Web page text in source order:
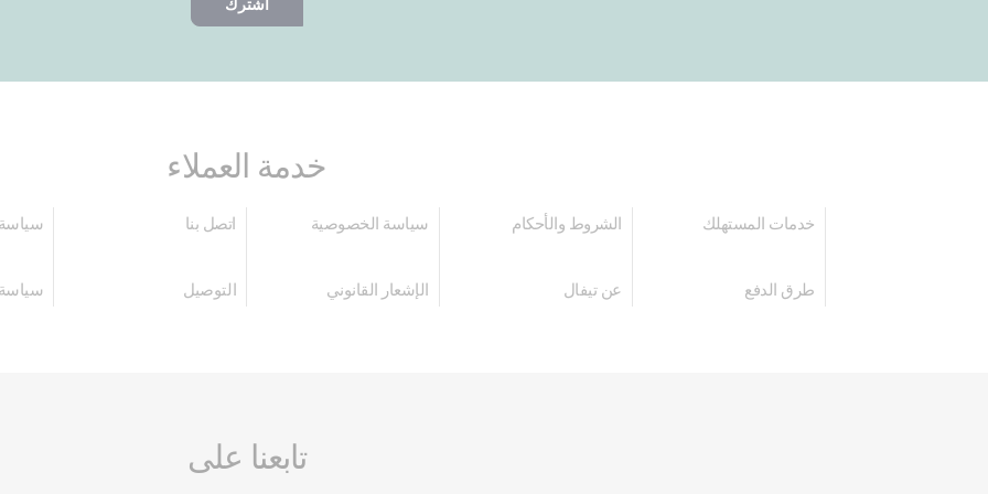
خدمة العملاء
خدمات المستهلك الشروط والأحكام سياسة الخصوصية اتصل بنا سياسة
طرق الدفع عن تيفال الإشعار القانوني التوصيل سياسة
تابعنا على